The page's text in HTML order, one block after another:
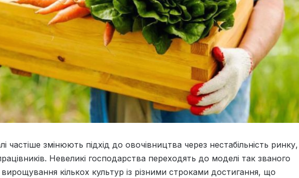
частіше змінюють підхід до овочівництва через нестабільність ринку,
Невеликі господарства переходять до моделі так званого
кількох культур із різними строками достигання, що